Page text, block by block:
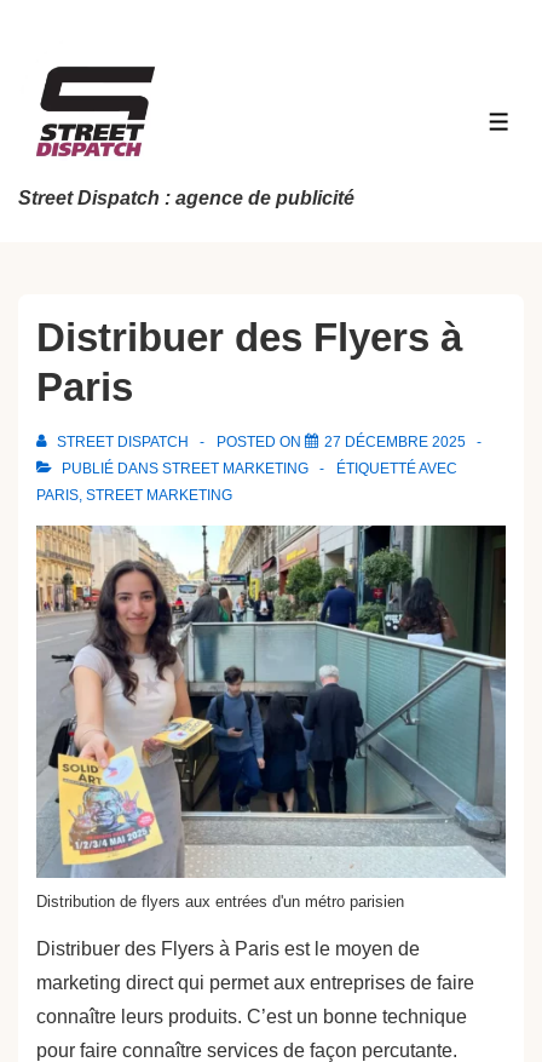
contenu
principal
Street Dispatch : agence de publicité
Distribuer des Flyers à
Paris
STREET DISPATCH POSTED ON
27 DÉCEMBRE 2025
PUBLIÉ DANS STREET MARKETING
ÉTIQUETTÉ AVEC
PARIS, STREET MARKETING
Distribution de flyers aux entrées d'un métro parisien
Distribuer des Flyers à Paris est le moyen de
marketing direct qui permet aux entreprises de faire
connaître leurs produits. C’est un bonne technique
pour faire connaître services de façon percutante.